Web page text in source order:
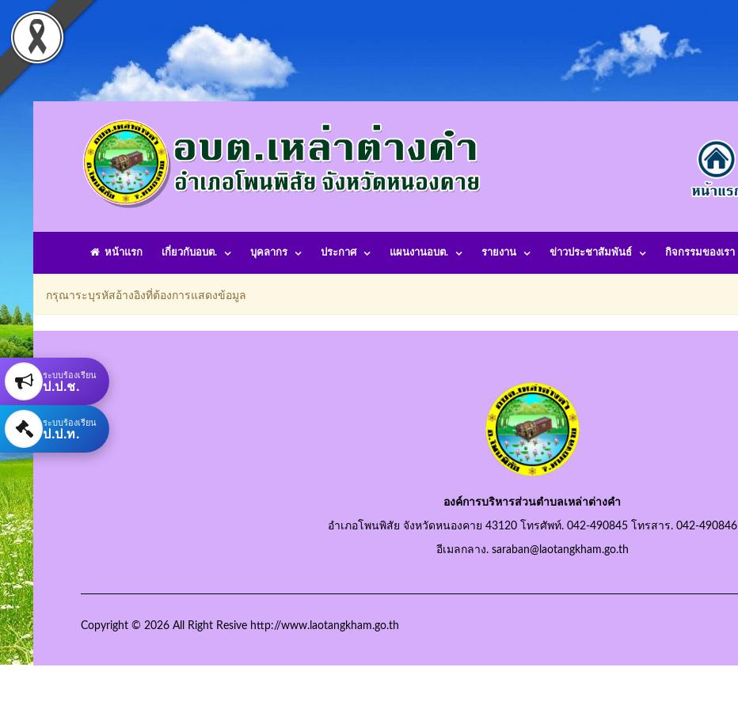
หน้าแรก เกี่ยวกับอบต. บุคลากร ประกาศ แผนงานอบต. รายงาน ข่าวประชาสัมพันธ์ กิจกรรมของเรา
กรุณาระบุรหัสอ้างอิงที่ต้องการแสดงข้อมูล
องค์การบริหารส่วนตำบลเหล่าต่างคำ
อำเภอโพนพิสัย จังหวัดหนองคาย 43120 โทรศัพท์. 042-490845 โทรสาร. 042-490846
อีเมลกลาง. saraban@laotangkham.go.th
Copyright © 2026 All Right Resive http://www.laotangkham.go.th
ระบบร้องเรียน
ป.ป.ช.
ระบบร้องเรียน
ป.ป.ท.